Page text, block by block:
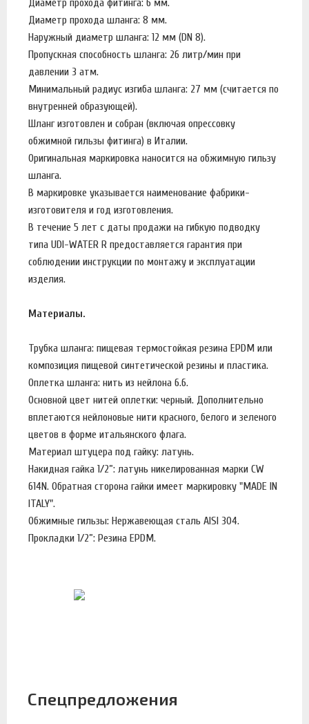
Диаметр прохода фитинга: 6 мм.
Диаметр прохода шланга: 8 мм.
Наружный диаметр шланга: 12 мм (DN 8).
Пропускная способность шланга: 26 литр/мин при
давлении 3 атм.
Минимальный радиус изгиба шланга: 27 мм (считается по
внутренней образующей).
Шланг изготовлен и собран (включая опрессовку
обжимной гильзы фитинга) в Италии.
Оригинальная маркировка наносится на обжимную гильзу
шланга.
В маркировке указывается наименование фабрики-
изготовителя и год изготовления.
В течение 5 лет с даты продажи на гибкую подводку
типа UDI-WATER R предоставляется гарантия при
соблюдении инструкции по монтажу и эксплуатации
изделия.
Материалы.
Трубка шланга: пищевая термостойкая резина EPDM или
композиция пищевой синтетической резины и пластика.
Оплетка шланга: нить из нейлона 6.6.
Основной цвет нитей оплетки: черный. Дополнительно
вплетаются нейлоновые нити красного, белого и зеленого
цветов в форме итальянского флага.
Материал штуцера под гайку: латунь.
Накидная гайка 1/2”: латунь никелированная марки CW
614N. Обратная сторона гайки имеет маркировку "MADE IN
ITALY".
Обжимные гильзы: Нержавеющая сталь AISI 304.
Прокладки 1/2”: Резина EPDM.
Спецпредложения